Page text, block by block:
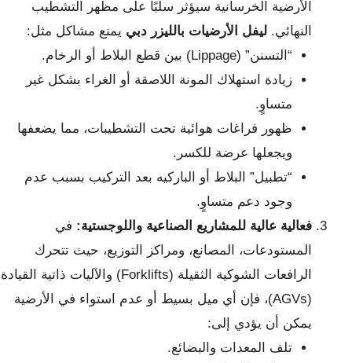
الأرضية الخرسانية سيؤثر سلبًا على مظهر التشطيب
النهائي. ليفل الأرضيات بالليزر دبي يمنع مشاكل مثل:
“التسنن” (Lippage) بين قطع البلاط أو الرخام.
زيادة استهلاك المونة اللاصقة أو الغراء بشكل غير
متساوٍ.
ظهور فراغات هوائية تحت التشطيبات، مما يضعفها
ويجعلها عرضة للكسر.
“تطبيل” البلاط أو الباركيه بعد التركيب بسبب عدم
وجود دعم متساوٍ.
فعالية عالية للمشاريع الصناعية واللوجستية: في
المستودعات، المصانع، ومراكز التوزيع، حيث تتحرك
الرافعات الشوكية الثقيلة (Forklifts) والآليات ذاتية القيادة
(AGVs)، فإن أي ميل بسيط أو عدم استواء في الأرضية
يمكن أن يؤدي إلى:
تلف المعدات والبضائع.